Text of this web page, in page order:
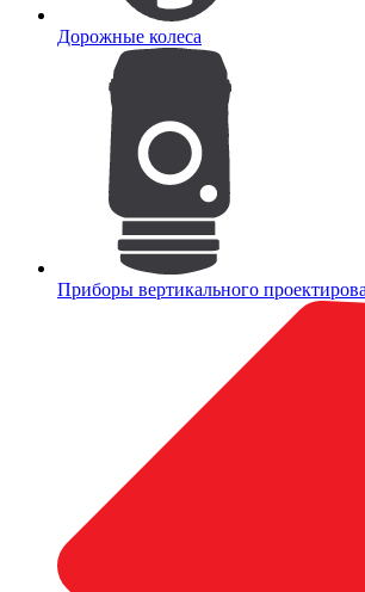
Дорожные колеса
Приборы вертикального